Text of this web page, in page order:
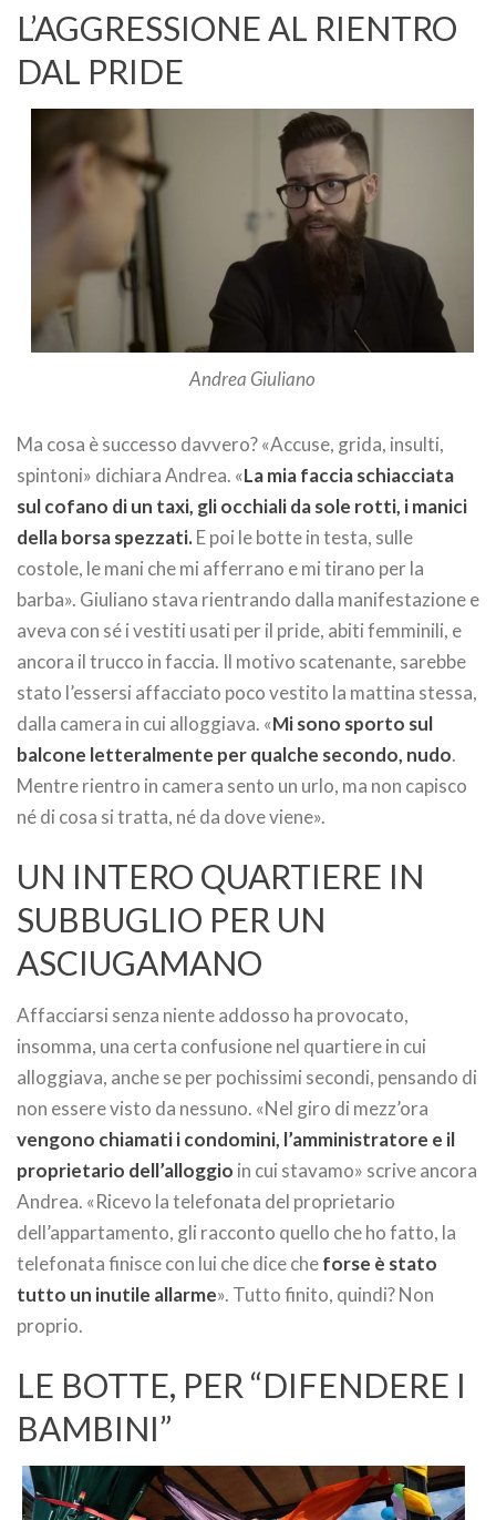
L’AGGRESSIONE AL RIENTRO
DAL PRIDE
Andrea Giuliano
Ma cosa è successo davvero? «Accuse, grida, insulti,
spintoni» dichiara Andrea. «La mia faccia schiacciata
sul cofano di un taxi, gli occhiali da sole rotti, i manici
della borsa spezzati.E poi le botte in testa, sulle
costole, le mani che mi afferrano e mi tirano per la
barba». Giuliano stava rientrando dalla manifestazione e
aveva con sé i vestiti usati per il pride, abiti femminili, e
ancora il trucco in faccia. Il motivo scatenante, sarebbe
stato l’essersi affacciato poco vestito la mattina stessa,
dalla camera in cui alloggiava. «Mi sono sporto sul
balcone letteralmente per qualche secondo, nudo.
Mentre rientro in camera sento un urlo, ma non capisco
né di cosa si tratta, né da dove viene».
UN INTERO QUARTIERE IN
SUBBUGLIO PER UN
ASCIUGAMANO
Affacciarsi senza niente addosso ha provocato,
insomma, una certa confusione nel quartiere in cui
alloggiava, anche se per pochissimi secondi, pensando di
non essere visto da nessuno. «Nel giro di mezz’ora
vengono chiamati i condomini, l’amministratore e il
proprietario dell’alloggio in cui stavamo» scrive ancora
Andrea. «Ricevo la telefonata del proprietario
dell’appartamento, gli racconto quello che ho fatto, la
telefonata finisce con lui che dice cheforse è stato
tutto un inutile allarme». Tutto finito, quindi? Non
proprio.
LE BOTTE, PER “DIFENDERE I
BAMBINI”